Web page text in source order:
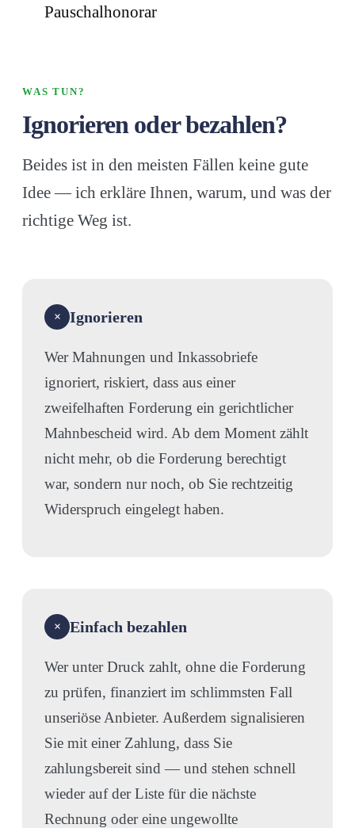
Pauschalhonorar
WAS TUN?
Ignorieren oder bezahlen?
Beides ist in den meisten Fällen keine gute
Idee — ich erkläre Ihnen, warum, und was der
richtige Weg ist.
× Ignorieren
Wer Mahnungen und Inkassobriefe
ignoriert, riskiert, dass aus einer
zweifelhaften Forderung ein gerichtlicher
Mahnbescheid wird. Ab dem Moment zählt
nicht mehr, ob die Forderung berechtigt
war, sondern nur noch, ob Sie rechtzeitig
Widerspruch eingelegt haben.
× Einfach bezahlen
Wer unter Druck zahlt, ohne die Forderung
zu prüfen, finanziert im schlimmsten Fall
unseriöse Anbieter. Außerdem signalisieren
Sie mit einer Zahlung, dass Sie
zahlungsbereit sind — und stehen schnell
wieder auf der Liste für die nächste
Rechnung oder eine ungewollte